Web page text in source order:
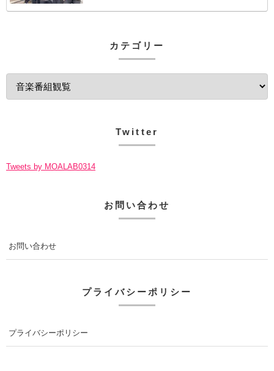
カテゴリー
Twitter
Tweets by MOALAB0314
お問い合わせ
お問い合わせ
プライバシーポリシー
プライバシーポリシー